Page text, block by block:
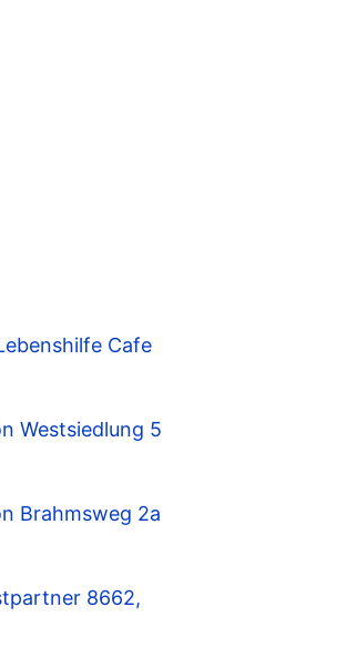
Cafe
Westsiedlung 5
Brahmsweg 2a
8662,